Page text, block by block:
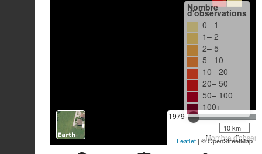
1979
Nombre
Nombre
d'observations
0– 1
1– 2
2– 5
5– 10
10– 20
20– 50
50– 100
100+
10 km
Leaflet | © OpenStreetMap